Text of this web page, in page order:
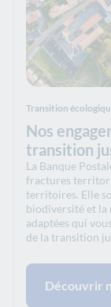
Nos
transition
Transition
La Banque
fractures
territoires. Elle
biodiversité et la
adaptées qui
de la transition
Découvrir